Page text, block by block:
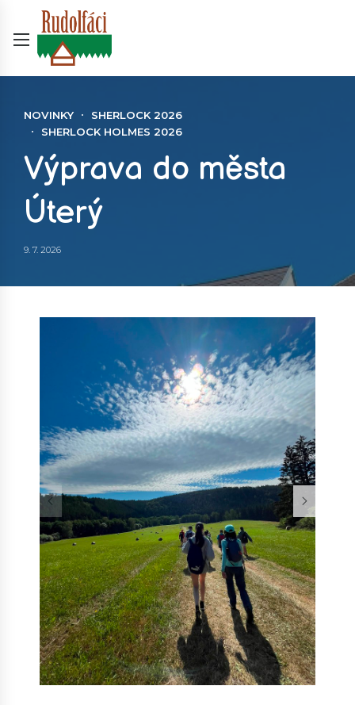
NOVINKY
SHERLOCK 2026
SHERLOCK HOLMES 2026
Výprava do města
Úterý
9. 7. 2026